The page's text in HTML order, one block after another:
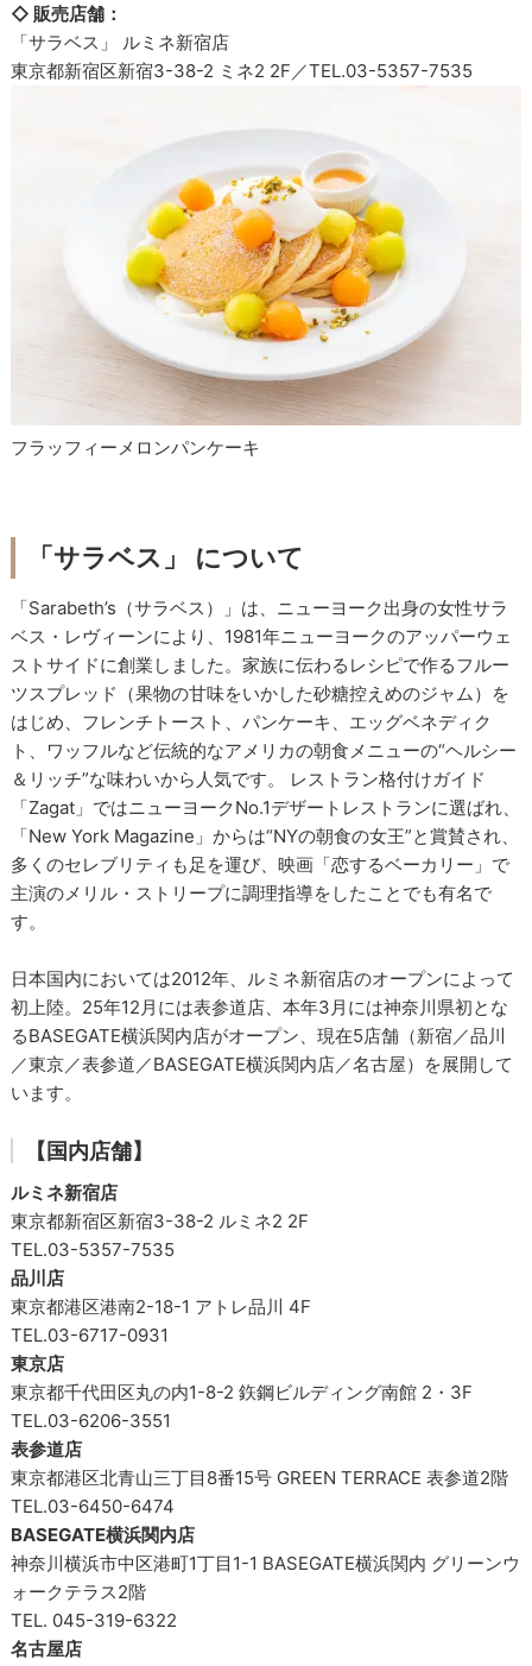
◇ 販売店舗：
「サラベス」 ルミネ新宿店
東京都新宿区新宿3-38-2 ミネ2 2F／TEL.03-5357-7535
フラッフィーメロンパンケーキ
「サラベス」 について
「Sarabeth’s（サラベス）」は、ニューヨーク出身の女性サラ
ベス・レヴィーンにより、1981年ニューヨークのアッパーウェ
ストサイドに創業しました。家族に伝わるレシピで作るフルー
ツスプレッド（果物の甘味をいかした砂糖控えめのジャム）を
はじめ、フレンチトースト、パンケーキ、エッグベネディク
ト、ワッフルなど伝統的なアメリカの朝食メニューの“ヘルシー
＆リッチ”な味わいから人気です。 レストラン格付けガイド
「Zagat」ではニューヨークNo.1デザートレストランに選ばれ、
「New York Magazine」からは“NYの朝食の女王”と賞賛され、
多くのセレブリティも足を運び、映画「恋するベーカリー」で
主演のメリル・ストリープに調理指導をしたことでも有名で
す。
日本国内においては2012年、ルミネ新宿店のオープンによって
初上陸。25年12月には表参道店、本年3月には神奈川県初とな
るBASEGATE横浜関内店がオープン、現在5店舗（新宿／品川
／東京／表参道／BASEGATE横浜関内店／名古屋）を展開して
います。
【国内店舗】
ルミネ新宿店
東京都新宿区新宿3-38-2 ルミネ2 2F
TEL.03-5357-7535
品川店
東京都港区港南2-18-1 アトレ品川 4F
TEL.03-6717-0931
東京店
東京都千代田区丸の内1-8-2 鉃鋼ビルディング南館 2・3F
TEL.03-6206-3551
表参道店
東京都港区北青山三丁目8番15号 GREEN TERRACE 表参道2階
TEL.03-6450-6474
BASEGATE横浜関内店
神奈川横浜市中区港町1丁目1-1 BASEGATE横浜関内 グリーンウ
ォークテラス2階
TEL. 045-319-6322
名古屋店